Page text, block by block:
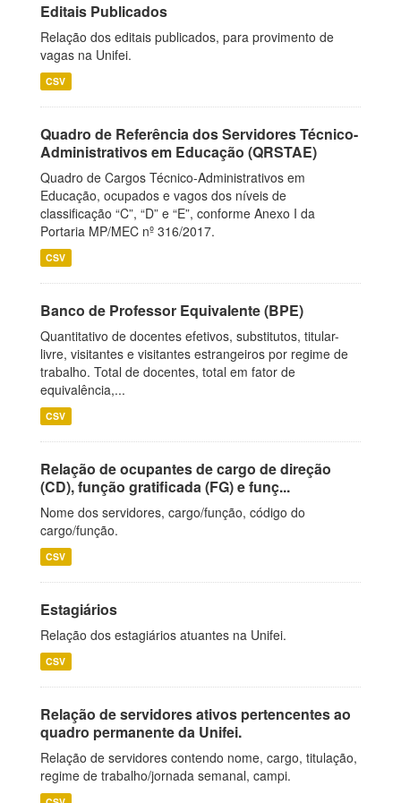
Editais Publicados
Relação dos editais publicados, para provimento de
vagas na Unifei.
CSV
Quadro de Referência dos Servidores Técnico-
Administrativos em Educação (QRSTAE)
Quadro de Cargos Técnico-Administrativos em
Educação, ocupados e vagos dos níveis de
classificação “C”, “D” e “E”, conforme Anexo I da
Portaria MP/MEC nº 316/2017.
CSV
Banco de Professor Equivalente (BPE)
Quantitativo de docentes efetivos, substitutos, titular-
livre, visitantes e visitantes estrangeiros por regime de
trabalho. Total de docentes, total em fator de
equivalência,...
CSV
Relação de ocupantes de cargo de direção
(CD), função gratificada (FG) e funç...
Nome dos servidores, cargo/função, código do
cargo/função.
CSV
Estagiários
Relação dos estagiários atuantes na Unifei.
CSV
Relação de servidores ativos pertencentes ao
quadro permanente da Unifei.
Relação de servidores contendo nome, cargo, titulação,
regime de trabalho/jornada semanal, campi.